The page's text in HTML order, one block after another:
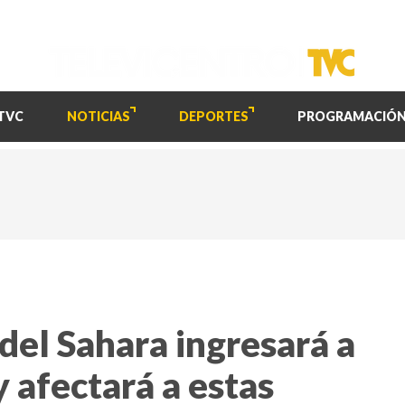
NOTICIAS DEPORTES PROGRAMACIÓN
Sahara ingresará a
afectará a estas